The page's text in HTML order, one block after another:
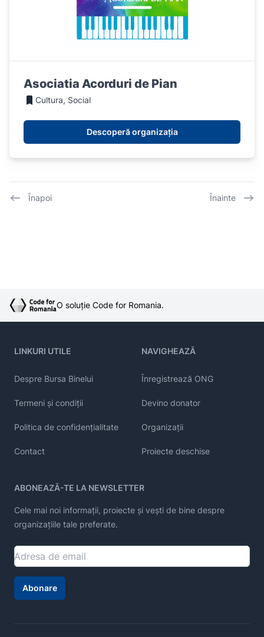
Asociatia Acorduri de Pian
Cultura, Social
Descoperă organizația
Înapoi Înainte
O soluție Code for Romania.
LINKURI UTILE
Despre Bursa Binelui
Termeni și condiții
Politica de confidențialitate
Contact
NAVIGHEAZĂ
Înregistrează ONG
Devino donator
Organizații
Proiecte deschise
ABONEAZĂ-TE LA NEWSLETTER
Cele mai noi informații, proiecte și vești de bine despre
organizațiile tale preferate.
Abonare